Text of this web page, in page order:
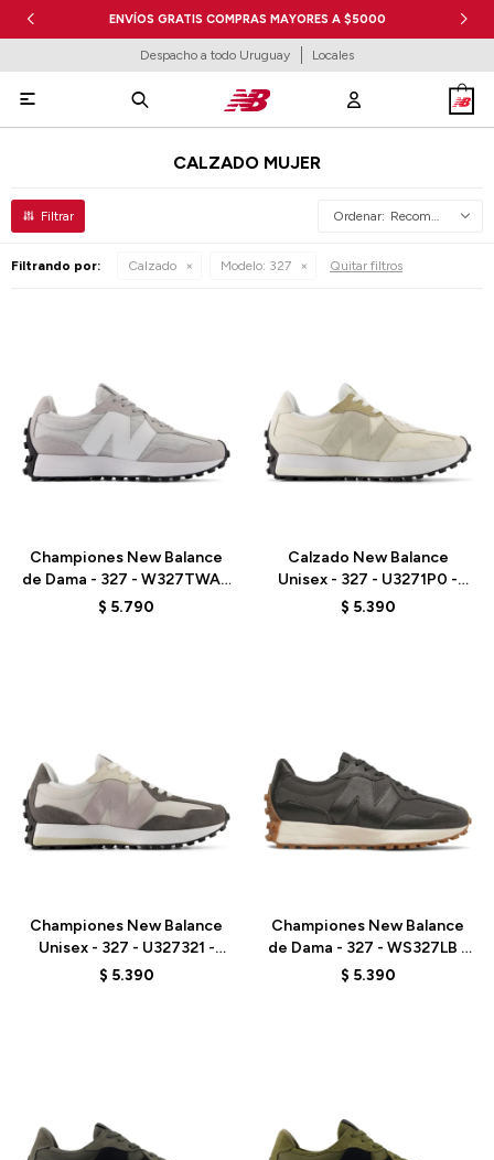
ENVÍOS GRATIS COMPRAS MAYORES A $5000
Despacho a todo Uruguay Locales

CALZADO MUJER
Recomendados
Filtrando por: Calzado Modelo: 327 Quitar filtros
Championes New Balance
de Dama - 327 - W327TWA -
GREY
$ 5.790
Calzado New Balance
Unisex - 327 - U3271P0 -
BEIGE
$ 5.390
Championes New Balance
Unisex - 327 - U327321 -
GREY
$ 5.390
Championes New Balance
de Dama - 327 - WS327LB -
BLACK
$ 5.390